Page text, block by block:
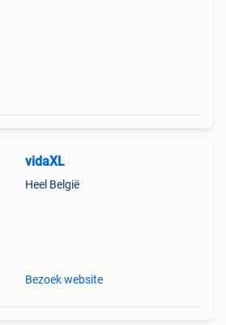
vidaXL
Heel België
Bezoek website